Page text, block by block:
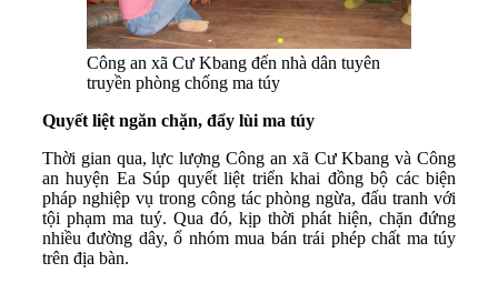
Công an xã Cư Kbang đến nhà dân tuyên
truyền phòng chống ma túy
Quyết liệt ngăn chặn, đẩy lùi ma túy
Thời gian qua, lực lượng Công an xã Cư Kbang và Công
an huyện Ea Súp quyết liệt triển khai đồng bộ các biện
pháp nghiệp vụ trong công tác phòng ngừa, đấu tranh với
tội phạm ma tuý. Qua đó, kịp thời phát hiện, chặn đứng
nhiều đường dây, ổ nhóm mua bán trái phép chất ma túy
trên địa bàn.